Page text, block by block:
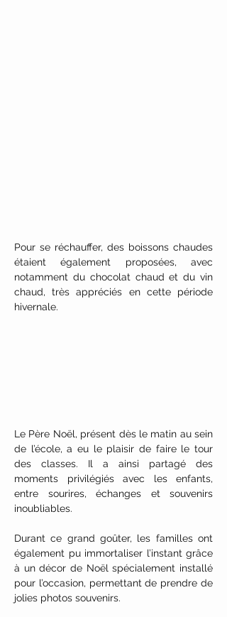
Pour se réchauffer, des boissons chaudes
étaient également proposées, avec
notamment du chocolat chaud et du vin
chaud, très appréciés en cette période
hivernale.
Le Père Noël, présent dès le matin au sein
de l’école, a eu le plaisir de faire le tour
des classes. Il a ainsi partagé des
moments privilégiés avec les enfants,
entre sourires, échanges et souvenirs
inoubliables.
Durant ce grand goûter, les familles ont
également pu immortaliser l’instant grâce
à un décor de Noël spécialement installé
pour l’occasion, permettant de prendre de
jolies photos souvenirs.